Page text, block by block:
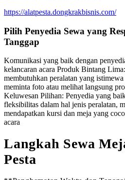
https://alatpesta.dongkrakbisnis.com/
Pilih Penyedia Sewa yang
Tanggap
Komunikasi yang baik dengan
kelancaran acara Produk Bintang
membutuhkan peralatan yang
meminta foto atau melihat langsung
Keluwesan Pilihan: Penyedia yang
fleksibilitas dalam hal jenis peralatan,
mendapatkan kursi dan meja yang
acara
Langkah Sewa
Pesta